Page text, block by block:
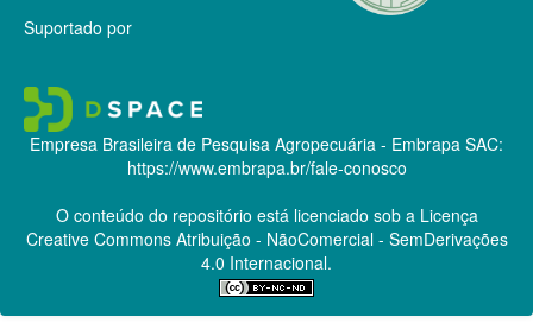
Suportado por
Empresa Brasileira de Pesquisa Agropecuária - Embrapa SAC:
https://www.embrapa.br/fale-conosco
O conteúdo do repositório está licenciado sob a Licença
Creative CommonsAtribuição - NãoComercial - SemDerivações
4.0 Internacional.